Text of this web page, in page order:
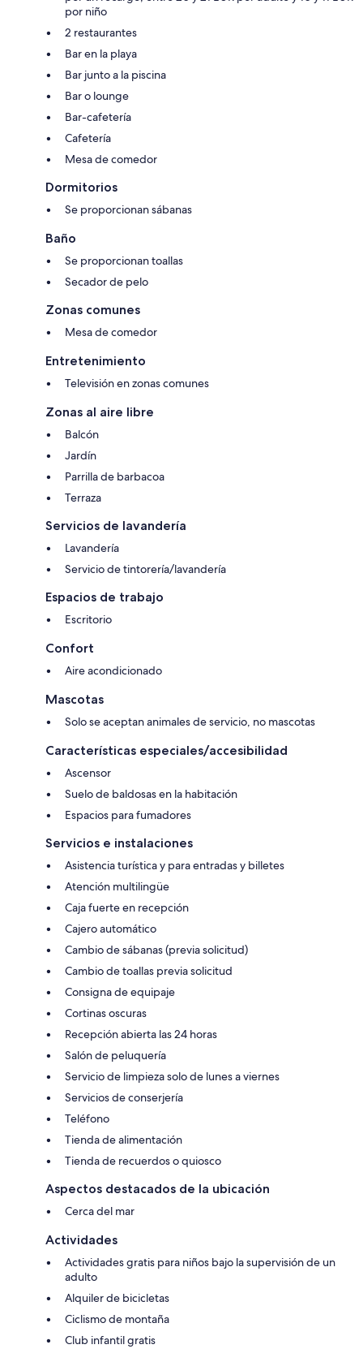
por niño
2 restaurantes
Bar en la playa
Bar junto a la piscina
Bar o lounge
Bar-cafetería
Cafetería
Mesa de comedor
Dormitorios
Se proporcionan sábanas
Baño
Se proporcionan toallas
Secador de pelo
Zonas comunes
Mesa de comedor
Entretenimiento
Televisión en zonas comunes
Zonas al aire libre
Balcón
Jardín
Parrilla de barbacoa
Terraza
Servicios de lavandería
Lavandería
Servicio de tintorería/lavandería
Espacios de trabajo
Escritorio
Confort
Aire acondicionado
Mascotas
Solo se aceptan animales de servicio, no mascotas
Características especiales/accesibilidad
Ascensor
Suelo de baldosas en la habitación
Espacios para fumadores
Servicios e instalaciones
Asistencia turística y para entradas y billetes
Atención multilingüe
Caja fuerte en recepción
Cajero automático
Cambio de sábanas (previa solicitud)
Cambio de toallas previa solicitud
Consigna de equipaje
Cortinas oscuras
Recepción abierta las 24 horas
Salón de peluquería
Servicio de limpieza solo de lunes a viernes
Servicios de conserjería
Teléfono
Tienda de alimentación
Tienda de recuerdos o quiosco
Aspectos destacados de la ubicación
Cerca del mar
Actividades
Actividades gratis para niños bajo la supervisión de un
adulto
Alquiler de bicicletas
Ciclismo de montaña
Club infantil gratis